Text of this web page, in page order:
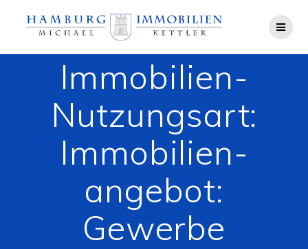
Inhalt
springen
Immobilien-
Nutzungsart:
Immobilien­
angebot:
Gewerbe